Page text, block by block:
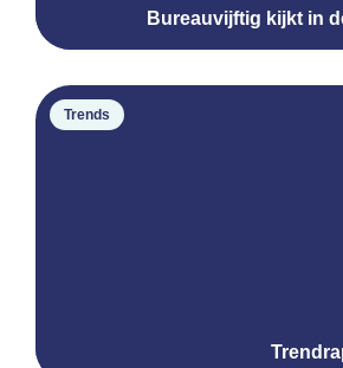
Bureauvijftig kijkt in
Trends